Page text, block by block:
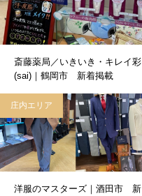
斎藤薬局／いきいき・キレイ彩
(sai)｜鶴岡市 新着掲載
庄内エリア
洋服のマスターズ｜酒田市 新